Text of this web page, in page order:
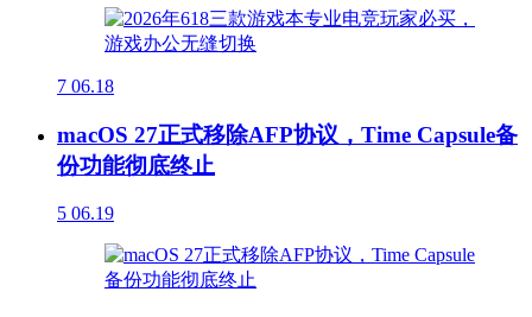
7 06.18
macOS 27正式移除AFP协议，Time Capsule备
份功能彻底终止
5 06.19